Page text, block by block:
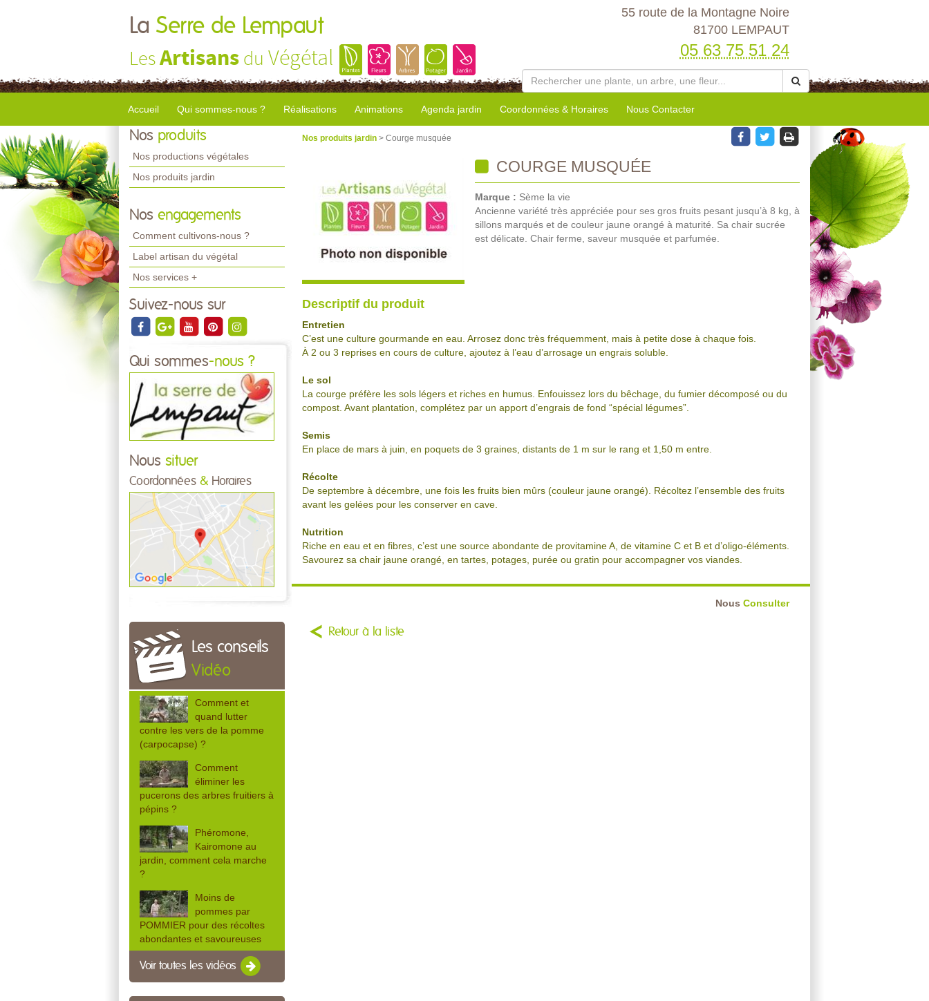
La Serre de Lempaut
LesArtisans du Végétal
55 route de la Montagne Noire
81700 LEMPAUT
05 63 75 51 24
Accueil Qui sommes-nous ? Réalisations Animations Agenda jardin Coordonnées & Horaires Nous Contacter
Nos produits
Nos productions végétales
Nos produits jardin
Nos engagements
Comment cultivons-nous ?
Label artisan du végétal
Nos services +
Suivez-nous sur
Qui sommes-nous ?
Nous situer
Coordonnées & Horaires
Les conseils
Vidéo
Comment et
quand lutter
contre les vers de la pomme
(carpocapse) ?
Comment
éliminer les
pucerons des arbres fruitiers à
pépins ?
Phéromone,
Kairomone au
jardin, comment cela marche
?
Moins de
pommes par
POMMIER pour des récoltes
abondantes et savoureuses
Voir toutes les vidéos
Nos produits jardin > Courge musquée
COURGE MUSQUÉE
Marque : Sème la vie
Ancienne variété très appréciée pour ses gros fruits pesant jusqu’à 8 kg, à
sillons marqués et de couleur jaune orangé à maturité. Sa chair sucrée
est délicate. Chair ferme, saveur musquée et parfumée.
Descriptif du produit
Entretien
C’est une culture gourmande en eau. Arrosez donc très fréquemment, mais à petite dose à chaque fois.
À 2 ou 3 reprises en cours de culture, ajoutez à l’eau d’arrosage un engrais soluble.
Le sol
La courge préfère les sols légers et riches en humus. Enfouissez lors du bêchage, du fumier décomposé ou du
compost. Avant plantation, complétez par un apport d’engrais de fond “spécial légumes”.
Semis
En place de mars à juin, en poquets de 3 graines, distants de 1 m sur le rang et 1,50 m entre.
Récolte
De septembre à décembre, une fois les fruits bien mûrs (couleur jaune orangé). Récoltez l’ensemble des fruits
avant les gelées pour les conserver en cave.
Nutrition
Riche en eau et en fibres, c’est une source abondante de provitamine A, de vitamine C et B et d’oligo-éléments.
Savourez sa chair jaune orangé, en tartes, potages, purée ou gratin pour accompagner vos viandes.
Nous Consulter
Retour à la liste